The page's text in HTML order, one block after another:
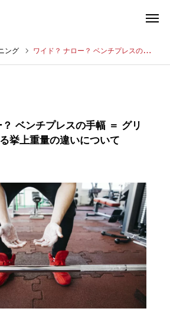
ング ワイド？ ナロー？ ベンチプレスの手幅 ＝ グリップの広さによる挙上重量の違いについて
ベンチプレスの手幅 ＝ グリ
挙上重量の違いについて
こちらから（WEB完結30秒）